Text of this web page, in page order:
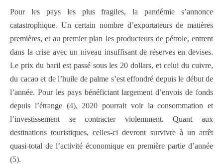
Pour les pays les plus fragiles, la pandémie s’annonce
catastrophique. Un certain nombre d’exportateurs de matières
premières, et au premier plan les producteurs de pétrole, entrent
dans la crise avec un niveau insuffisant de réserves en devises.
Le prix du baril est passé sous les 20 dollars, et celui du cuivre,
du cacao et de l’huile de palme s’est effondré depuis le début de
l’année. Pour les pays bénéficiant largement d’envois de fonds
depuis l’étrange (4), 2020 pourrait voir la consommation et
l’investissement se contracter violemment. Quant aux
destinations touristiques, celles-ci devront survivre à un arrêt
quasi-total de l’activité économique en première partie d’année
(5).